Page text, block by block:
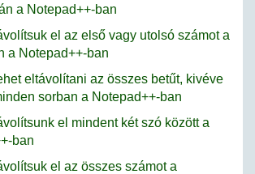
a Notepad++-ban
el az első vagy utolsó számot a
a Notepad++-ban
eltávolítani az összes betűt, kivéve
sorban a Notepad++-ban
el mindent két szó között a
ban
el az összes számot a